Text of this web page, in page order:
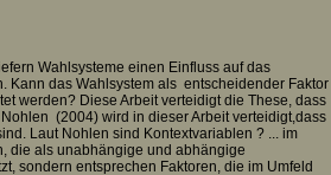
Wahlsysteme einen Einfluss auf das
Kann das Wahlsystem als entscheidender Faktor
werden? Diese Arbeit verteidigt die These, dass
(2004) wird in dieser Arbeit verteidigt,dass
Laut Nohlen sind Kontextvariablen ? ... im
die als unabhängige und abhängige
sondern entsprechen Faktoren, die im Umfeld